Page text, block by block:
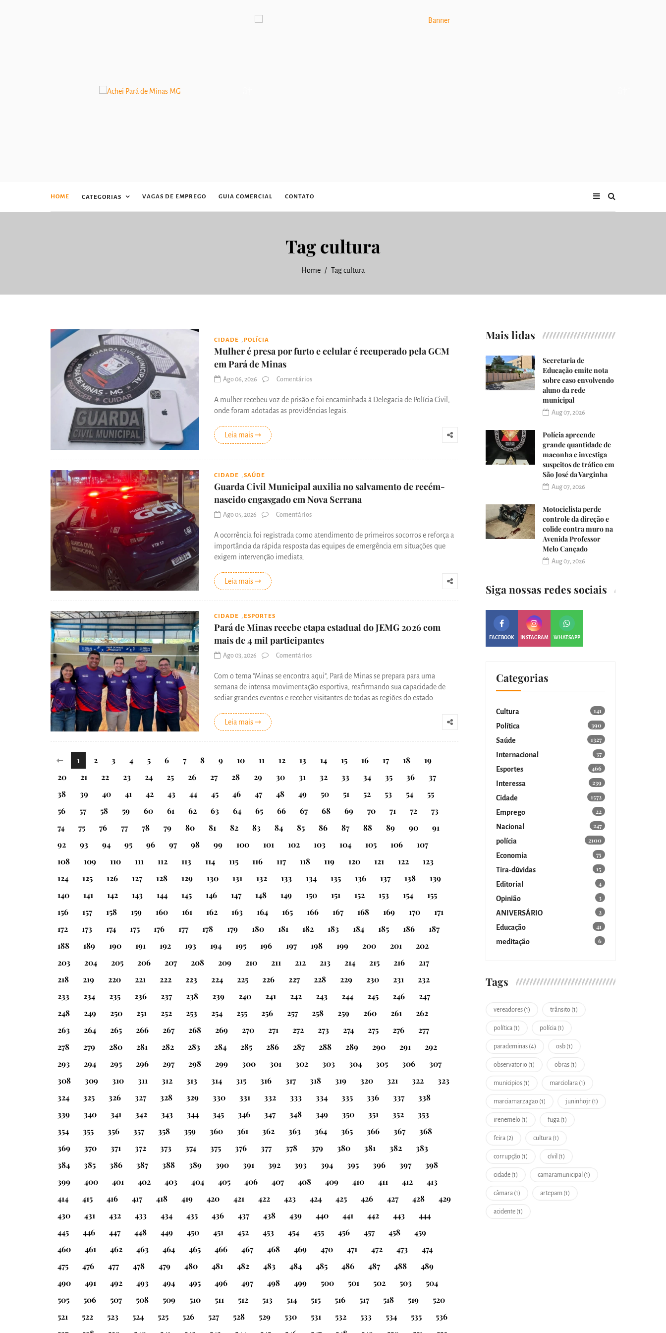
HOME CATEGORIAS VAGAS DE EMPREGO GUIA COMERCIAL CONTATO
Tag cultura
Home Tag cultura
CIDADE POLÍCIA
Mulher é presa por furto e celular é recuperado pela GCM
em Pará de Minas
Ago 06, 2026 Comentários
A mulher recebeu voz de prisão e foi encaminhada à Delegacia de Polícia Civil,
onde foram adotadas as providências legais.
Leia mais ⇾
CIDADE SAÚDE
Guarda Civil Municipal auxilia no salvamento de recém-
nascido engasgado em Nova Serrana
Ago 05, 2026 Comentários
A ocorrência foi registrada como atendimento de primeiros socorros e reforça a
importância da rápida resposta das equipes de emergência em situações que
exigem intervenção imediata.
Leia mais ⇾
CIDADE ESPORTES
Pará de Minas recebe etapa estadual do JEMG 2026 com
mais de 4 mil participantes
Ago 03, 2026 Comentários
Com o tema "Minas se encontra aqui", Pará de Minas se prepara para uma
semana de intensa movimentação esportiva, reafirmando sua capacidade de
sediar grandes eventos e receber visitantes de todas as regiões do estado.
Leia mais ⇾
⇽ 1 2 3 4 5 6 7 8 9 10 11 12 13 14 15 16 17 18
19
20
21 22 23 24 25 26 27 28 29 30 31 32 33 34 35 36
37
38
39 40 41 42 43 44 45 46 47 48 49 50 51 52 53 54
55
56
57 58 59 60 61 62 63 64 65 66 67 68 69 70 71 72
73
74
75 76 77 78 79 80 81 82 83 84 85 86 87 88 89 90
91
92
93 94 95 96 97 98 99 100 101 102 103 104 105 106
107
108
109 110 111 112 113 114 115 116 117 118 119 120 121 122
123
124
125 126 127 128 129 130 131 132 133 134 135 136 137 138
139
140
141 142 143 144 145 146 147 148 149 150 151 152 153 154
155
156
157 158 159 160 161 162 163 164 165 166 167 168 169 170
171
172
173 174 175 176 177 178 179 180 181 182 183 184 185 186
187
188
189 190 191 192 193 194 195 196 197 198 199 200 201
202
203
204 205 206 207 208 209 210 211 212 213 214 215 216
217
218
219 220 221 222 223 224 225 226 227 228 229 230 231
232
233
234 235 236 237 238 239 240 241 242 243 244 245 246
247
248
249 250 251 252 253 254 255 256 257 258 259 260 261
262
263
264 265 266 267 268 269 270 271 272 273 274 275 276
277
278
279 280 281 282 283 284 285 286 287 288 289 290 291
292
293
294 295 296 297 298 299 300 301 302 303 304 305 306
307
308
309 310 311 312 313 314 315 316 317 318 319 320 321 322
323
324
325 326 327 328 329 330 331 332 333 334 335 336 337
338
339
340 341 342 343 344 345 346 347 348 349 350 351 352
353
354
355 356 357 358 359 360 361 362 363 364 365 366 367
368
369
370 371 372 373 374 375 376 377 378 379 380 381 382
383
384
385 386 387 388 389 390 391 392 393 394 395 396 397
398
399
400 401 402 403 404 405 406 407 408 409 410 411 412
413
414
415 416 417 418 419 420 421 422 423 424 425 426 427 428
429
430
431 432 433 434 435 436 437 438 439 440 441 442 443
444
445
446 447 448 449 450 451 452 453 454 455 456 457 458
459
460
461 462 463 464 465 466 467 468 469 470 471 472 473
474
475
476 477 478 479 480 481 482 483 484 485 486 487 488
489
490
491 492 493 494 495 496 497 498 499 500 501 502 503
504
505
506 507 508 509 510 511 512 513 514 515 516 517 518 519
520
521
522 523 524 525 526 527 528 529 530 531 532 533 534 535
536
Mais lidas
Secretaria de
Educação emite nota
sobre caso envolvendo
aluno da rede
municipal
Aug 07, 2026
Polícia apreende
grande quantidade de
maconha e investiga
suspeitos de tráfico em
São José da Varginha
Aug 07, 2026
Motociclista perde
controle da direção e
colide contra muro na
Avenida Professor
Melo Cançado
Aug 07, 2026
Siga nossas redes sociais
FACEBOOK INSTAGRAM WHATSAPP
Categorias
Cultura
141
Política
390
Saúde
1327
Internacional
37
Esportes
466
Interessa
239
Cidade
1572
Emprego
22
Nacional
247
polícia
2100
Economia
75
Tira-dúvidas
15
Editorial
4
Opinião
3
ANIVERSÁRIO
2
Educação
41
meditação
6
Tags
vereadores (1) trânsito (1)
política (1) polícia (1)
parademinas (4) osb (1)
observatorio (1) obras (1)
municipios (1) marciolara (1)
marciamarzagao (1) juninhojr (1)
irenemelo (1) fuga (1)
feira (2) cultura (1)
corrupção (1) cívil (1)
cidade (1) camaramunicipal (1)
câmara (1) artepam (1)
acidente (1)